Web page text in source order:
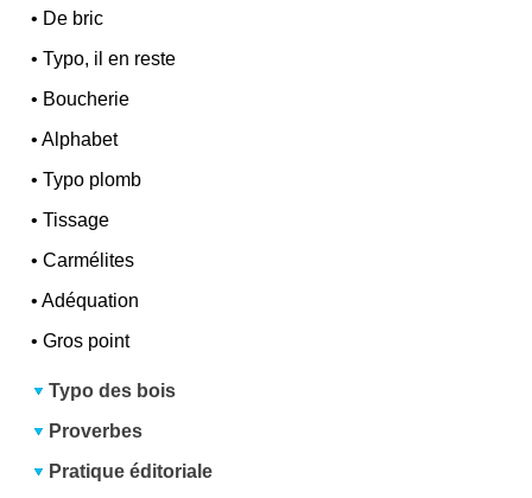
• De bric
•Typo, il en reste
• Boucherie
•Alphabet
•Typo plomb
•Tissage
•Carmélites
•Adéquation
•Gros point
Typo des bois
Proverbes
Pratique éditoriale